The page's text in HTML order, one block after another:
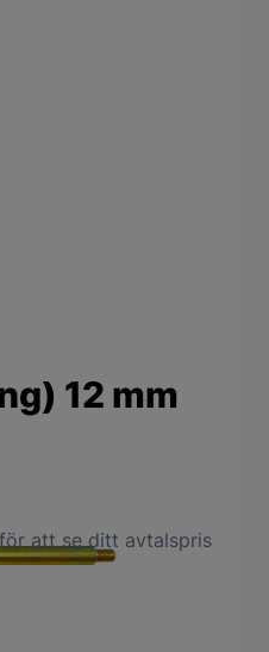
12 mm
att se ditt avtalspris